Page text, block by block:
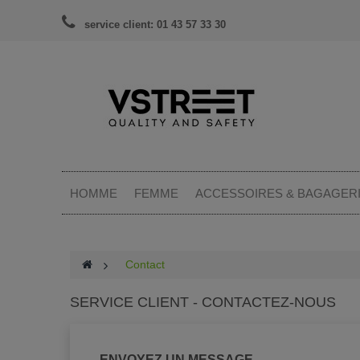
service client: 01 43 57 33 30
HOMME FEMME ACCESSOIRES &
> Contact
SERVICE CLIENT - CONTACTEZ-NOUS